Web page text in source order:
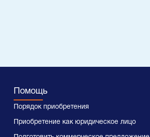
Помощь
Порядок приобретения
Приобретение как юридическое лицо